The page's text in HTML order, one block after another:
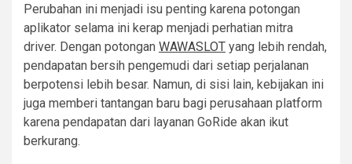
Perubahan ini menjadi isu penting karena potongan
aplikator selama ini kerap menjadi perhatian mitra
driver. Dengan potongan WAWASLOT yang lebih rendah,
pendapatan bersih pengemudi dari setiap perjalanan
berpotensi lebih besar. Namun, di sisi lain, kebijakan ini
juga memberi tantangan baru bagi perusahaan platform
karena pendapatan dari layanan GoRide akan ikut
berkurang.